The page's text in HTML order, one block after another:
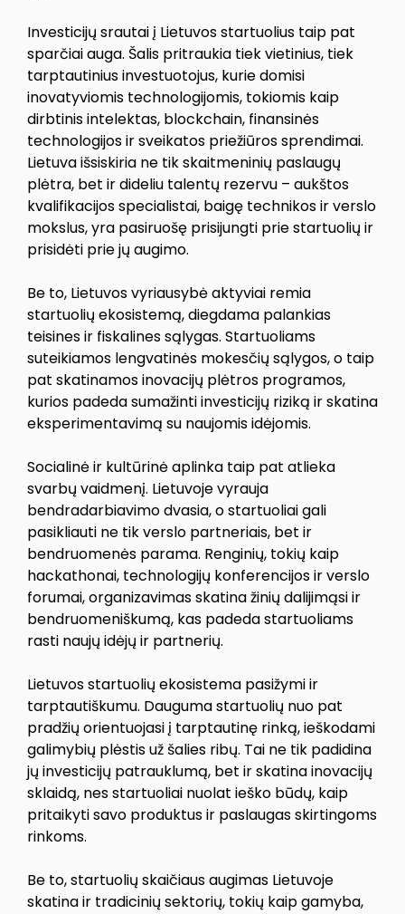
Investicijų srautai į Lietuvos startuolius taip pat
sparčiai auga. Šalis pritraukia tiek vietinius, tiek
tarptautinius investuotojus, kurie domisi
inovatyviomis technologijomis, tokiomis kaip
dirbtinis intelektas, blockchain, finansinės
technologijos ir sveikatos priežiūros sprendimai.
Lietuva išsiskiria ne tik skaitmeninių paslaugų
plėtra, bet ir dideliu talentų rezervu – aukštos
kvalifikacijos specialistai, baigę technikos ir verslo
mokslus, yra pasiruošę prisijungti prie startuolių ir
prisidėti prie jų augimo.
Be to, Lietuvos vyriausybė aktyviai remia
startuolių ekosistemą, diegdama palankias
teisines ir fiskalines sąlygas. Startuoliams
suteikiamos lengvatinės mokesčių sąlygos, o taip
pat skatinamos inovacijų plėtros programos,
kurios padeda sumažinti investicijų riziką ir skatina
eksperimentavimą su naujomis idėjomis.
Socialinė ir kultūrinė aplinka taip pat atlieka
svarbų vaidmenį. Lietuvoje vyrauja
bendradarbiavimo dvasia, o startuoliai gali
pasikliauti ne tik verslo partneriais, bet ir
bendruomenės parama. Renginių, tokių kaip
hackathonai, technologijų konferencijos ir verslo
forumai, organizavimas skatina žinių dalijimąsi ir
bendruomeniškumą, kas padeda startuoliams
rasti naujų idėjų ir partnerių.
Lietuvos startuolių ekosistema pasižymi ir
tarptautiškumu. Dauguma startuolių nuo pat
pradžių orientuojasi į tarptautinę rinką, ieškodami
galimybių plėstis už šalies ribų. Tai ne tik padidina
jų investicijų patrauklumą, bet ir skatina inovacijų
sklaidą, nes startuoliai nuolat ieško būdų, kaip
pritaikyti savo produktus ir paslaugas skirtingoms
rinkoms.
Be to, startuolių skaičiaus augimas Lietuvoje
skatina ir tradicinių sektorių, tokių kaip gamyba,